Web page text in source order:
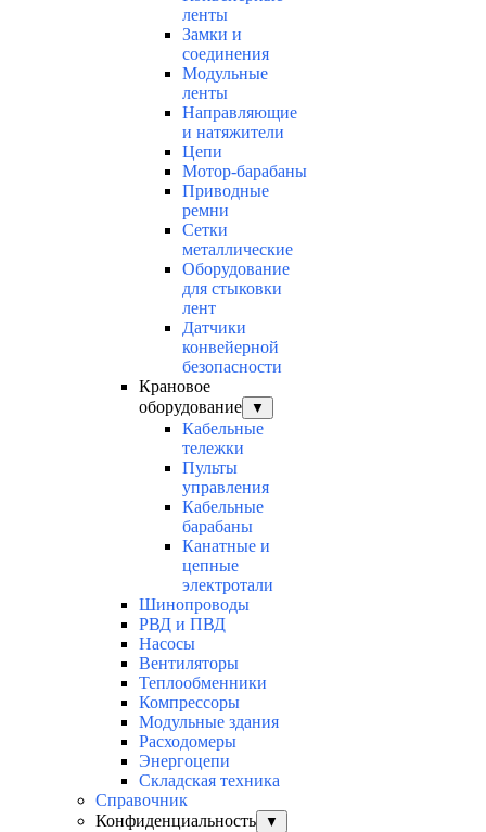
ленты
Замки и
соединения
Модульные
ленты
Направляющие
и натяжители
Цепи
Мотор-барабаны
Приводные
ремни
Сетки
металлические
Оборудование
для стыковки
лент
Датчики
конвейерной
безопасности
Крановое
оборудование
▼
Кабельные
тележки
Пульты
управления
Кабельные
барабаны
Канатные и
цепные
электротали
Шинопроводы
РВД и ПВД
Насосы
Вентиляторы
Теплообменники
Компрессоры
Модульные здания
Расходомеры
Энергоцепи
Складская техника
Справочник
Конфиденциальность
▼